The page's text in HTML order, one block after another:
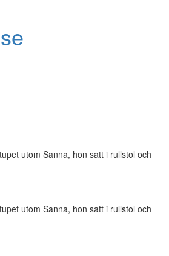
utom Sanna, hon satt i rullstol och
utom Sanna, hon satt i rullstol och